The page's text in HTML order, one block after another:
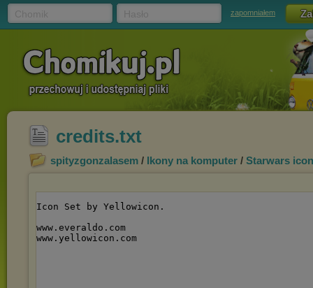
zapomniałem
credits.txt
spityzgonzalasem / Ikony na komputer / Starwars